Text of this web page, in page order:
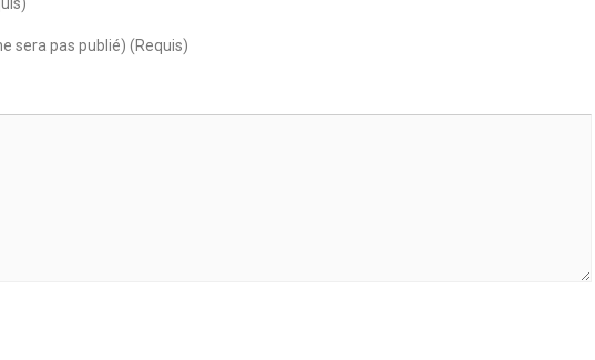
sera pas publié) (Requis)